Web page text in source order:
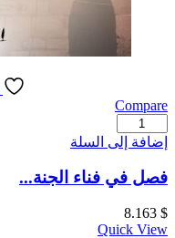
Compare
كمية
فصل
فناء
الجنة
والنار
إضافة إلى السلة
فصل في فناء الجنة...
8.163 $
Quick View